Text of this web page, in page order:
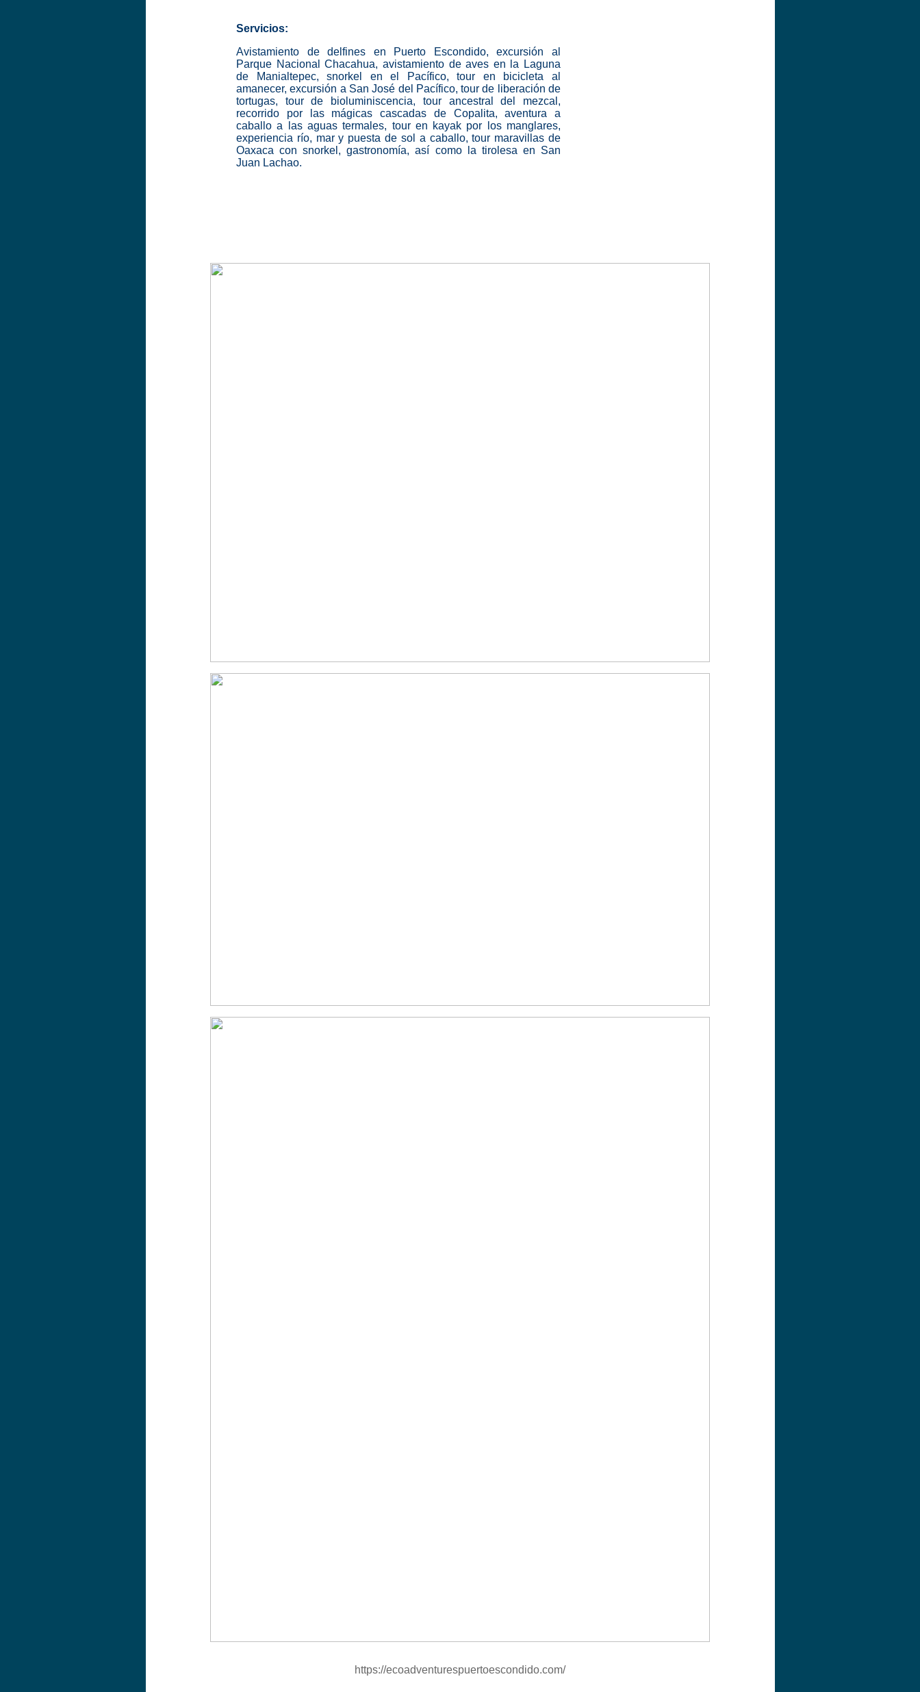
Servicios:
Avistamiento de delfines en Puerto Escondido, excursión al
Parque Nacional Chacahua, avistamiento de aves en la Laguna
de Manialtepec, snorkel en el Pacífico, tour en bicicleta al
amanecer, excursión a San José del Pacífico, tour de liberación de
tortugas, tour de bioluminiscencia, tour ancestral del mezcal,
recorrido por las mágicas cascadas de Copalita, aventura a
caballo a las aguas termales, tour en kayak por los manglares,
experiencia río, mar y puesta de sol a caballo, tour maravillas de
Oaxaca con snorkel, gastronomía, así como la tirolesa en San
Juan Lachao.
https://ecoadventurespuertoescondido.com/